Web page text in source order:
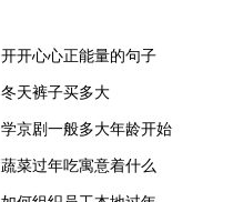
开开心心正能量的句子
冬天裤子买多大
学京剧一般多大年龄开始
蔬菜过年吃寓意着什么